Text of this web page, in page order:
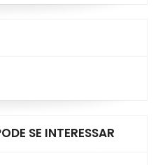
SE INTERESSAR